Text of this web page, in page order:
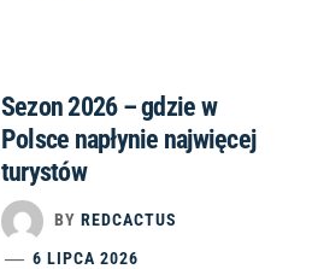
Sezon 2026 – gdzie w
Polsce napłynie najwięcej
turystów
BY REDCACTUS
6 LIPCA 2026